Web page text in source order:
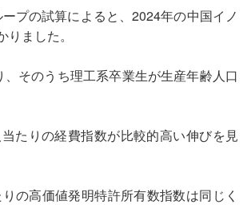
プの試算によると、2024年の中国イノ
ました。
そのうち理工系卒業生が生産年齢人口
たりの経費指数が比較的高い伸びを見
の高価値発明特許所有数指数は同じく